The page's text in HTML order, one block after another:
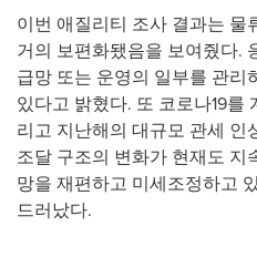
이번 애질리티 조사 결과는 물
거의 보편화됐음을 보여줬다.
급망 또는 운영의 일부를 관리
있다고 밝혔다. 또 코로나19를
리고 지난해의 대규모 관세 인
조달 구조의 변화가 현재도 지
망을 재편하고 미세조정하고
드러났다.